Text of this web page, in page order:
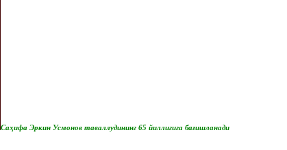
Саҳифа Эркин Усмонов таваллудининг 65 йиллигига бағишланади